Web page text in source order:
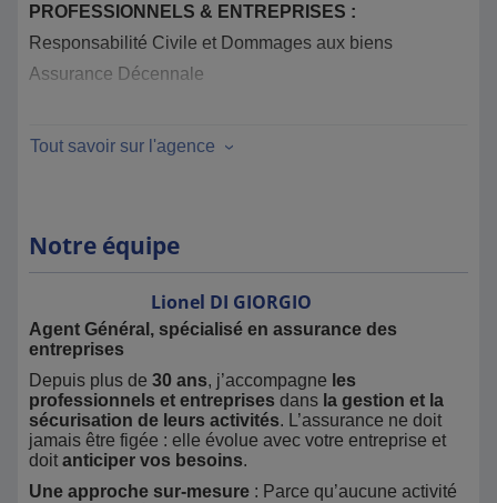
PROFESSIONNELS & ENTREPRISES :
Responsabilité Civile et Dommages aux biens
Assurance Décennale
Transmission d’entreprise
Assurance Automobile et deux roues
Prévoyance et mutuelle
Retraite et épargne
Assurance de prêt
AvecMMA Di Giorgio et Gintrand, vous bénéficiez
d’une expertise locale, d’un accompagnement
personnalisé et d’une équipe engagée, toujours à
votre écoute pour vous apportersécurité et sérénité.
Besoin de conseils ? Rendez-vous dans notre
agence de Bourg-d’Oisans !
Tout savoir sur l'agence
Notre équipe
Lionel DI GIORGIO
Agent Général, spécialisé en assurance des
entreprises
Depuis plus de 30 ans, j’accompagne les
professionnels et entreprises dans la gestion et la
sécurisation de leurs activités. L’assurance ne doit
jamais être figée : elle évolue avec votre entreprise et
doit anticiper vos besoins.
Une approche sur-mesure : Parce qu’aucune activité